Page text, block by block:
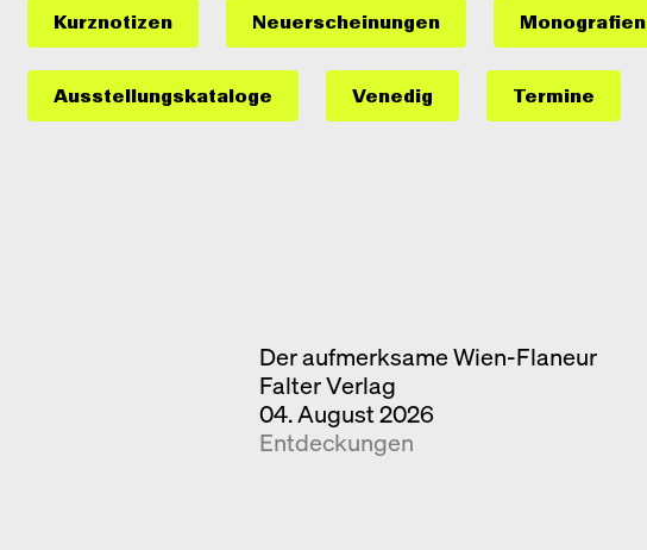
Kurznotizen Neuerscheinungen Monografien
Ausstellungs­kataloge Venedig Termine
Der aufmerksame Wien-Flaneur
Falter Verlag
04. August 2026
Entdeckungen